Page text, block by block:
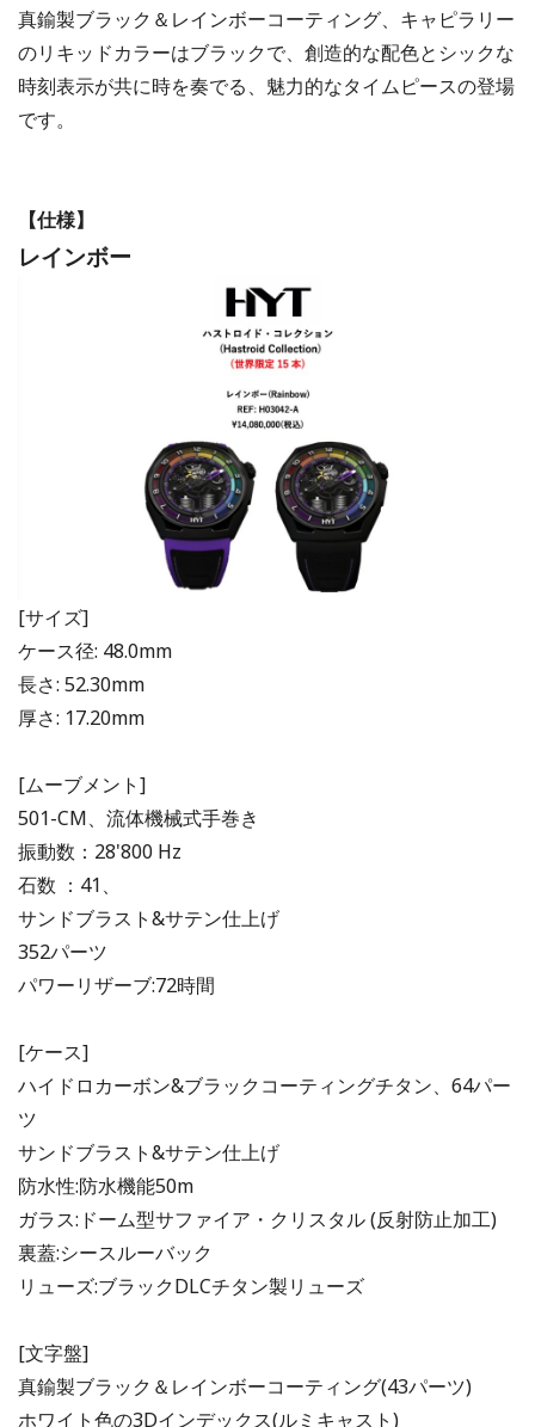
真鍮製ブラック＆レインボーコーティング、キャピラリー
のリキッドカラーはブラックで、創造的な配色とシックな
時刻表示が共に時を奏でる、魅力的なタイムピースの登場
です。
【仕様】
レインボー
[サイズ]
ケース径: 48.0mm
長さ: 52.30mm
厚さ: 17.20mm
[ムーブメント]
501-CM、流体機械式手巻き
振動数：28'800 Hz
石数 ：41、
サンドブラスト&サテン仕上げ
352パーツ
パワーリザーブ:72時間
[ケース]
ハイドロカーボン&ブラックコーティングチタン、64パー
ツ
サンドブラスト&サテン仕上げ
防水性:防水機能50m
ガラス:ドーム型サファイア・クリスタル (反射防止加工)
裏蓋:シースルーバック
リューズ:ブラックDLCチタン製リューズ
[文字盤]
真鍮製ブラック＆レインボーコーティング(43パーツ)
ホワイト色の3Dインデックス(ルミキャスト)